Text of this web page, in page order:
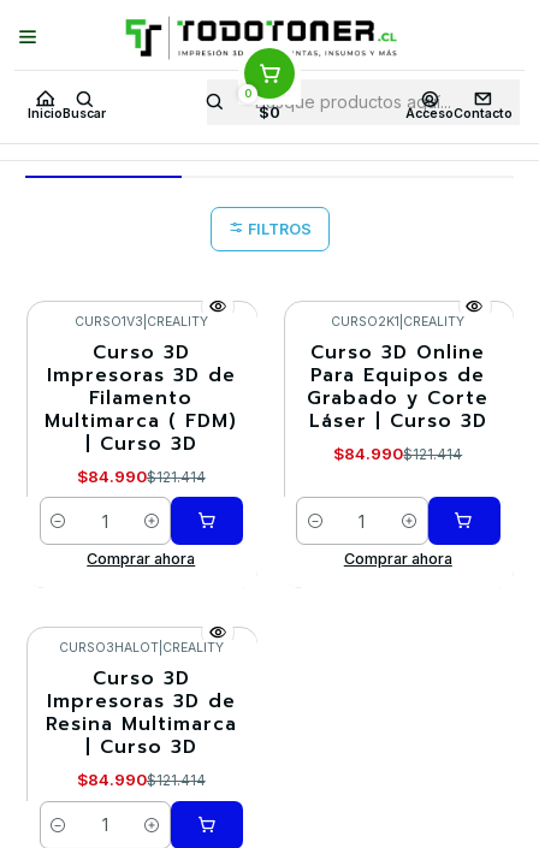
Inicio Buscar
0
$0 AccesoContacto
Puedes Elegir: Comprar enTienda· Despachoa Todo Chile · Retiro en
Tienda en24 Horas
Inicio Todo cursos 3D
Todo cursos 3D
FILTROS
-30%
CURSO1V3 CREALITY
Curso 3D
Impresoras 3D de
Filamento
Multimarca ( FDM)
| Curso 3D
$84.990$121.414
Cantidad
Comprar ahora
-30%
CURSO2K1 CREALITY
Curso 3D Online
Para Equipos de
Grabado y Corte
Láser | Curso 3D
$84.990$121.414
Cantidad
Comprar ahora
-30%
CURSO3HALOT| CREALITY
Curso 3D
Impresoras 3D de
Resina Multimarca
| Curso 3D
$84.990$121.414
Cantidad